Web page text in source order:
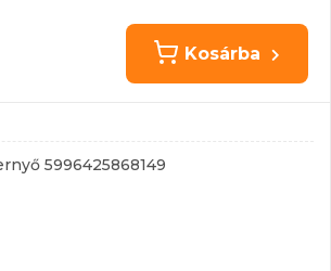
Kosárba
5996425868149